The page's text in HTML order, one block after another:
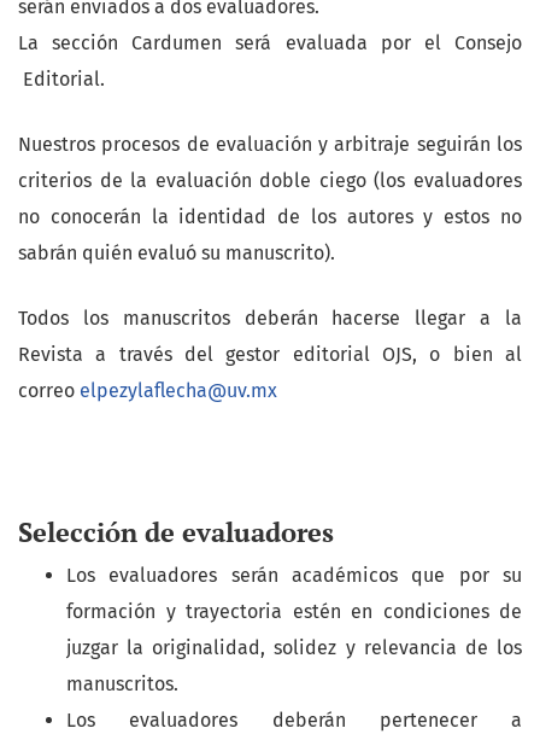
serán enviados a dos evaluadores.
La sección Cardumen será evaluada por el Consejo
Editorial.
Nuestros procesos de evaluación y arbitraje seguirán los
criterios de la evaluación doble ciego (los evaluadores
no conocerán la identidad de los autores y estos no
sabrán quién evaluó su manuscrito).
Todos los manuscritos deberán hacerse llegar a la
Revista a través del gestor editorial OJS, o bien al
correo elpezylaflecha@uv.mx
Selección de evaluadores
Los evaluadores serán académicos que por su
formación y trayectoria estén en condiciones de
juzgar la originalidad, solidez y relevancia de los
manuscritos.
Los evaluadores deberán pertenecer a